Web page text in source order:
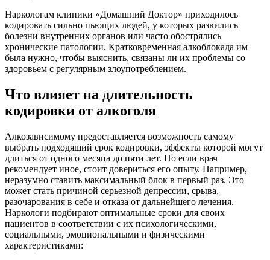
Наркологам клиники «Домашний Доктор» приходилось
кодировать сильно пьющих людей, у которых развились
болезни внутренних органов или часто обострялись
хронические патологии. Кратковременная алкоблокада им
была нужно, чтобы выяснить, связаны ли их проблемы со
здоровьем с регулярным злоупотреблением.
Что влияет на длительность
кодировки от алкоголя
Алкозависимому предоставляется возможность самому
выбрать подходящий срок кодировки, эффекты которой могут
длиться от одного месяца до пяти лет. Но если врач
рекомендует иное, стоит довериться его опыту. Например,
неразумно ставить максимальный блок в первый раз. Это
может стать причиной серьезной депрессии, срыва,
разочарования в себе и отказа от дальнейшего лечения.
Наркологи подбирают оптимальные сроки для своих
пациентов в соответствии с их психологическими,
социальными, эмоциональными и физическими
характеристиками: